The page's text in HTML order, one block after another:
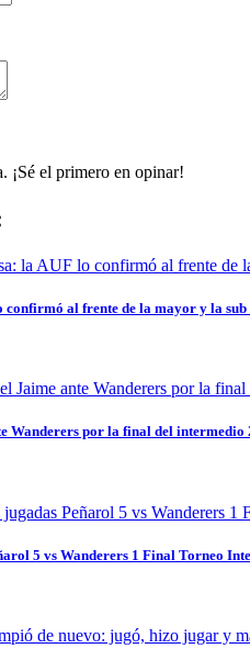
¡Sé el primero en opinar!
confirmó al frente de la mayor y la sub
Wanderers por la final del intermedio
5 vs Wanderers 1 Final Torneo